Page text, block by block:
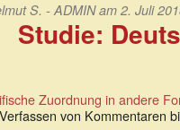
S. - ADMINam 2. Juli
Studie:
Zuordnung in andere
von Kommentaren